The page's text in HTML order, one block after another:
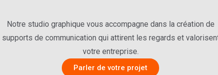
Notre studio graphique vous accompagne dans la création de
supports de communication qui attirent les regards et
votre entreprise.
Parler de votre projet